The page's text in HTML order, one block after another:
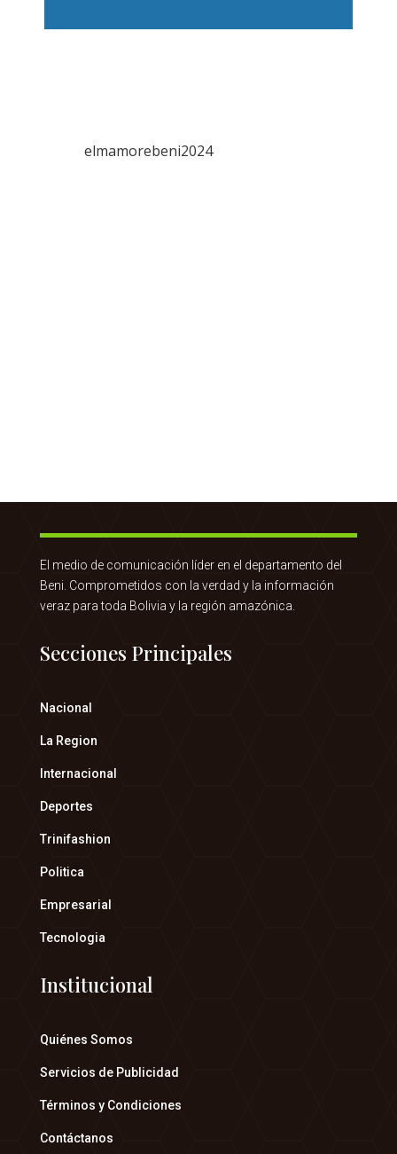
elmamorebeni2024
El medio de comunicación líder en el departamento del
Beni. Comprometidos con la verdad y la información
veraz para toda Bolivia y la región amazónica.
Secciones Principales
Nacional
La Region
Internacional
Deportes
Trinifashion
Politica
Empresarial
Tecnologia
Institucional
Quiénes Somos
Servicios de Publicidad
Términos y Condiciones
Contáctanos